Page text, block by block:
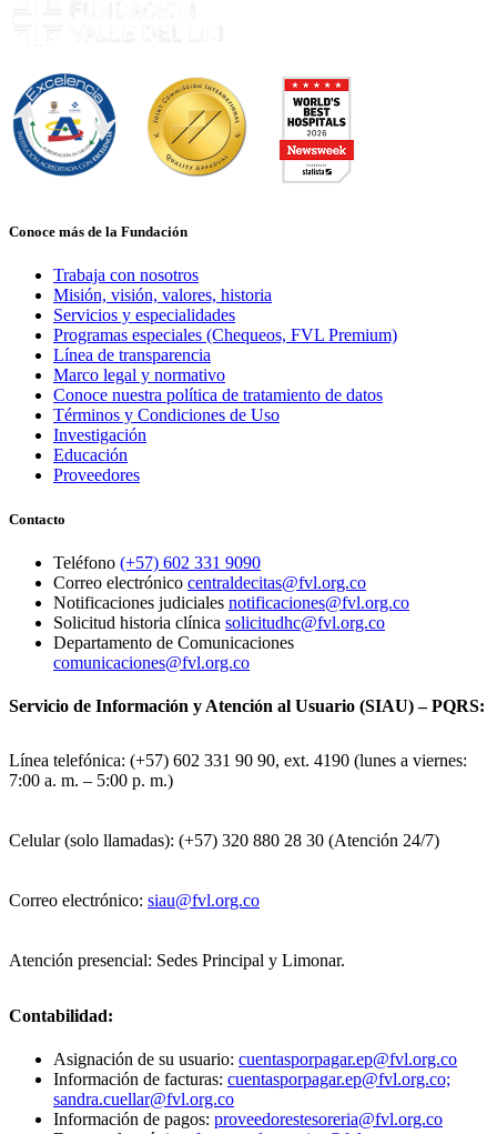
Conoce más de la Fundación
Trabaja con nosotros
Misión, visión, valores, historia
Servicios y especialidades
Programas especiales (Chequeos, FVL Premium)
Línea de transparencia
Marco legal y normativo
Conoce nuestra política de tratamiento de datos
Términos y Condiciones de Uso
Investigación
Educación
Proveedores
Contacto
Teléfono (+57) 602 331 9090
Correo electrónico centraldecitas@fvl.org.co
Notificaciones judiciales notificaciones@fvl.org.co
Solicitud historia clínica solicitudhc@fvl.org.co
Departamento de Comunicaciones
comunicaciones@fvl.org.co
Servicio de Información y Atención al Usuario (SIAU) – PQRS:
Línea telefónica: (+57) 602 331 90 90, ext. 4190 (lunes a viernes:
7:00 a. m. – 5:00 p. m.)
Celular (solo llamadas): (+57) 320 880 28 30 (Atención 24/7)
Correo electrónico: siau@fvl.org.co
Atención presencial: Sedes Principal y Limonar.
Contabilidad:
Asignación de su usuario: cuentasporpagar.ep@fvl.org.co
Información de facturas: cuentasporpagar.ep@fvl.org.co;
sandra.cuellar@fvl.org.co
Información de pagos: proveedorestesoreria@fvl.org.co